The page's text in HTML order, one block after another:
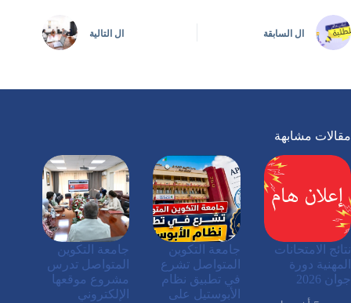
ال السابقة ال التالية
مقالات مشابهة
نتائج الامتحانات
المهنية دورة
جوان 2026
جامعة التكوين
المتواصل تشرع
في تطبيق نظام
الأبوستيل على
جامعة التكوين
المتواصل تدرس
مشروع موقعها
الإلكتروني